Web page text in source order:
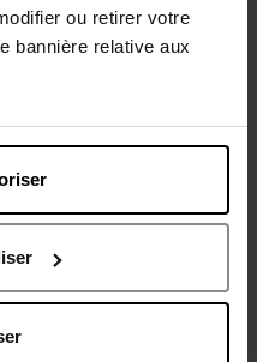
ou retirer votre
bannière relative aux
Huile sèche